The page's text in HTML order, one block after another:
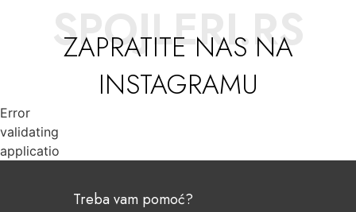
SPOJLERI.RS
ZAPRATITE NAS NA
INSTAGRAMU
Error
validating
application
Treba vam pomoć?